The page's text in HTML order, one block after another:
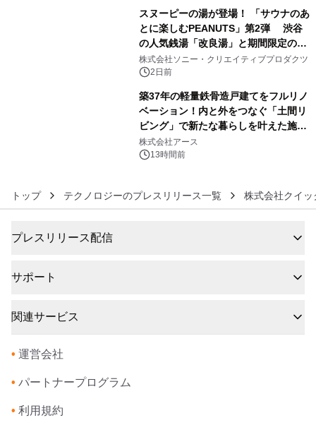
スヌーピーの湯が登場！ 「サウナのあ
とに楽しむPEANUTS」第2弾 渋谷
の人気銭湯「改良湯」と期間限定のコ
ラボレーション サウナイキタイコラ
ボグッズも発売決定！
株式会社ソニー・クリエイティブプロダクツ
2日前
築37年の軽量鉄骨造戸建てをフルリノ
ベーション！内と外をつなぐ「土間リ
ビング」で新たな暮らしを叶えた施工
事例を株式会社アースが公開
株式会社アース
13時間前
トップ テクノロジーのプレスリリース一覧 株式会社クイッ
プレスリリース配信
サポート
関連サービス
• 運営会社
• パートナープログラム
• 利用規約